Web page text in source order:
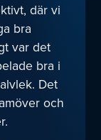
där vi
bra
var det
bra i
Det
och